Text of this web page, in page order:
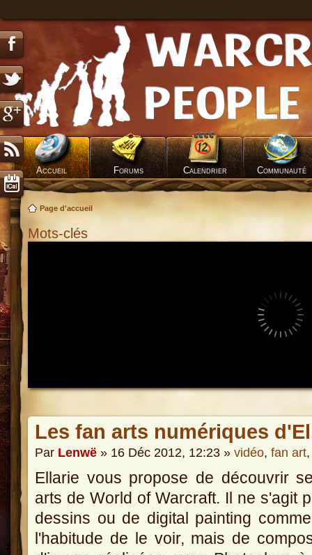
Accueil Forums Calendrier Communauté
Page d'accueil
Mots-clés
Les fan arts numériques
Par Lenwë » 16 Déc 2012, 12:23 » vidéo, fan art
Ellarie vous propose de découvrir
arts de World of Warcraft. Il ne s'agit
dessins ou de digital painting
l'habitude de le voir, mais de